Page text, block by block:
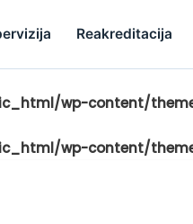
Reakreditacija
wp-content/
wp-content/